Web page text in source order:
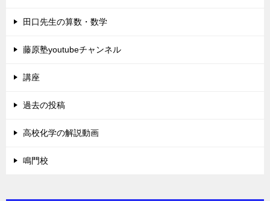
田口先生の算数・数学
藤原塾youtubeチャンネル
講座
過去の投稿
高校化学の解説動画
鳴門校